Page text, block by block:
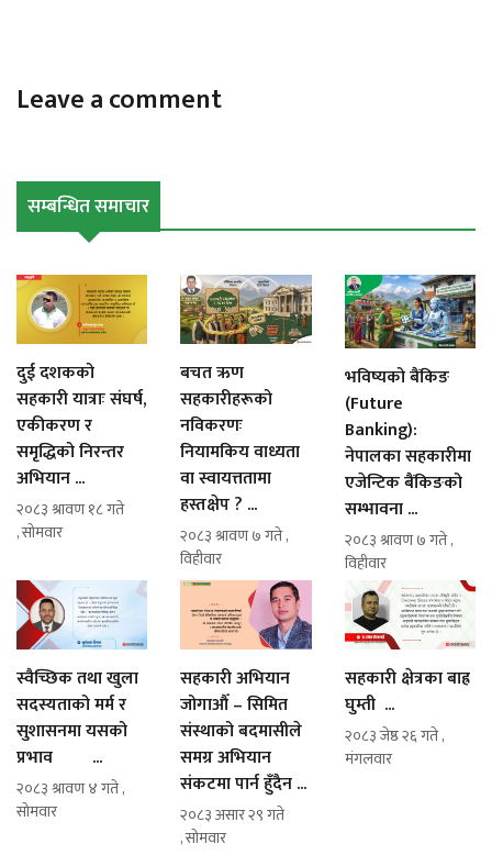
Leave a comment
सम्बन्धित समाचार
दुई दशकको
सहकारी यात्राः संघर्ष,
एकीकरण र
समृद्धिको निरन्तर
अभियान ...
२०८३ श्रावण १८ गते
, सोमवार
बचत ऋण
सहकारीहरूको
नविकरणः
नियामकिय वाध्यता
वा स्वायत्ततामा
हस्तक्षेप ? ...
२०८३ श्रावण ७ गते ,
विहीवार
भविष्यको बैंकिङ
(Future
Banking):
नेपालका सहकारीमा
एजेन्टिक बैंकिङको
सम्भावना ...
२०८३ श्रावण ७ गते ,
विहीवार
स्वैच्छिक तथा खुला
सदस्यताको मर्म र
सुशासनमा यसको
प्रभाव ...
२०८३ श्रावण ४ गते ,
सोमवार
सहकारी अभियान
जोगाऔँ – सिमित
संस्थाको बदमासीले
समग्र अभियान
संकटमा पार्न हुँदैन ...
२०८३ असार २९ गते
, सोमवार
सहकारी क्षेत्रका बाह्र
घुम्ती ...
२०८३ जेष्ठ २६ गते ,
मंगलवार